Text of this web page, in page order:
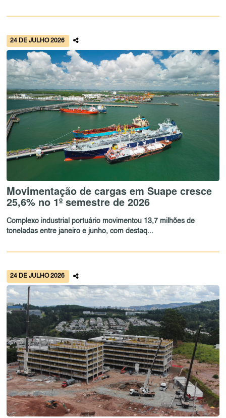
24 DE JULHO 2026
Movimentação de cargas em Suape cresce
25,6% no 1º semestre de 2026
Complexo industrial portuário movimentou 13,7 milhões de
toneladas entre janeiro e junho, com destaq...
24 DE JULHO 2026